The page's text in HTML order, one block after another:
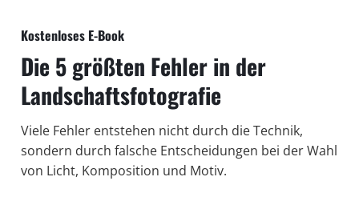
Kostenloses E-Book
Die 5 größten Fehler in der
Landschaftsfotografie
Viele Fehler entstehen nicht durch die Technik,
sondern durch falsche Entscheidungen bei der Wahl
von Licht, Komposition und Motiv.